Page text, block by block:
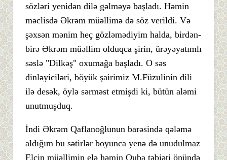
sözləri yenidən dilə gəlməyə başladı. Həmin
məclisdə Əkrəm müəllimə də söz verildi. Və
şəxsən mənim heç gözləmədiyim halda, birdən-
birə Əkrəm müəllim olduqca şirin, ürəyəyatımlı
səslə "Dilkəş" oxumağa başladı. O səs
dinləyiciləri, böyük şairimiz M.Füzulinin dili
ilə desək, öylə sərməst etmişdi ki, bütün aləmi
unutmuşduq.
İndi Əkrəm Qaflanoğlunun barəsində qələmə
aldığım bu sətirlər boyunca yenə də unudulmaz
Elçin müəllimin elə həmin Quba təbiəti önündə